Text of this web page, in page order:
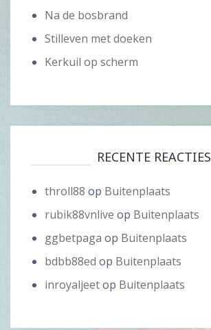
Na de bosbrand
Stilleven met doeken
Kerkuil op scherm
RECENTE REACTIES
throll88 op Buitenplaats
rubik88vnlive op Buitenplaats
ggbetpaga op Buitenplaats
bdbb88ed op Buitenplaats
inroyaljeetop Buitenplaats